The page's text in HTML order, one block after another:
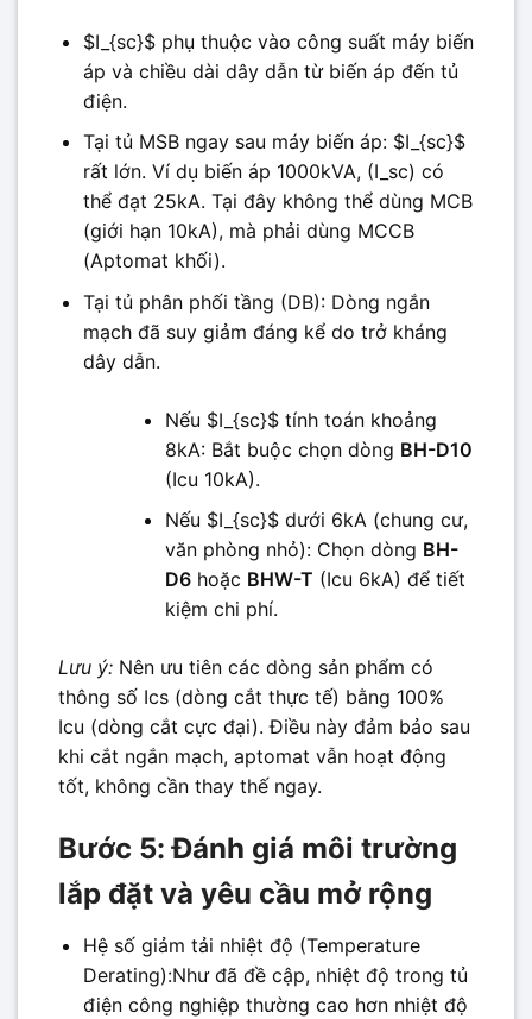
$I_{sc}$ phụ thuộc vào công suất máy biến
áp và chiều dài dây dẫn từ biến áp đến tủ
điện.
Tại tủ MSB ngay sau máy biến áp: $I_{sc}$
rất lớn. Ví dụ biến áp 1000kVA, (I_sc) có
thể đạt 25kA. Tại đây không thể dùng MCB
(giới hạn 10kA), mà phải dùng MCCB
(Aptomat khối).
Tại tủ phân phối tầng (DB): Dòng ngắn
mạch đã suy giảm đáng kể do trở kháng
dây dẫn.
Nếu $I_{sc}$ tính toán khoảng
8kA: Bắt buộc chọn dòng BH-D10
(Icu 10kA).
Nếu $I_{sc}$ dưới 6kA (chung cư,
văn phòng nhỏ): Chọn dòng BH-
D6hoặc BHW-T (Icu 6kA) để tiết
kiệm chi phí.
Lưu ý: Nên ưu tiên các dòng sản phẩm có
thông số Ics (dòng cắt thực tế) bằng 100%
Icu (dòng cắt cực đại). Điều này đảm bảo sau
khi cắt ngắn mạch, aptomat vẫn hoạt động
tốt, không cần thay thế ngay.
Bước 5: Đánh giá môi trường
lắp đặt và yêu cầu mở rộng
Hệ số giảm tải nhiệt độ (Temperature
Derating):Như đã đề cập, nhiệt độ trong tủ
điện công nghiệp thường cao hơn nhiệt độ